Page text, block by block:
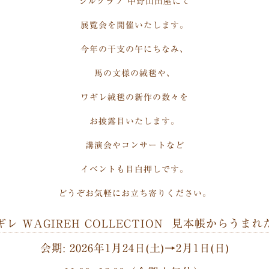
展覧会を開催いたします。
今年の干支の午にちなみ、
馬の文様の絨毯や、
ワギレ絨毯の新作の数々を
お披露目いたします。
講演会やコンサートなど
イベントも目白押しです。
どうぞお気軽にお立ち寄りください。
レ WAGIREH COLLECTION 見本帳からうまれ
会期: 2026年1月24日(土)→2月1日(日)